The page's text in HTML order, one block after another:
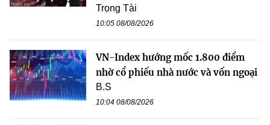
Trọng Tài
10:05 08/08/2026
VN-Index hướng mốc 1.800 điểm
nhờ cổ phiếu nhà nước và vốn ngoại
B.S
10:04 08/08/2026